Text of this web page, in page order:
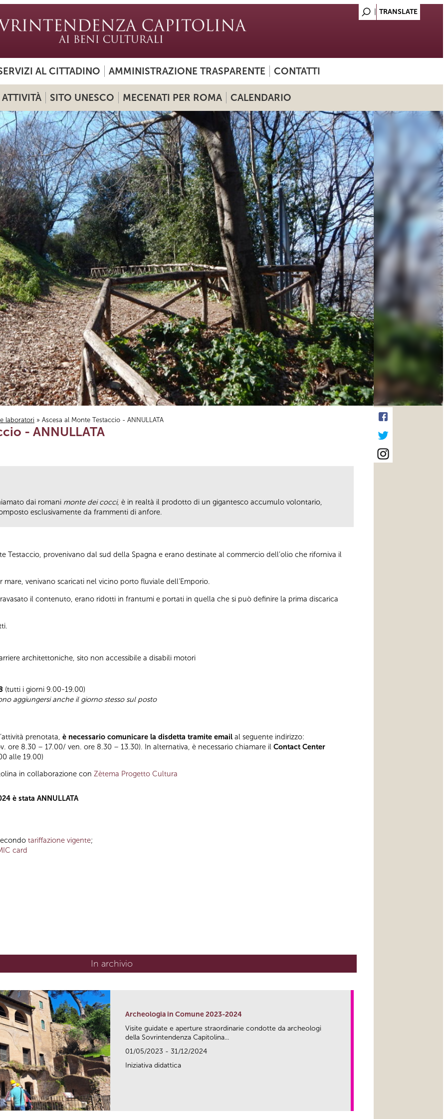
AL CITTADINO AMMINISTRAZIONE TRASPARENTE CONTATTI
ATTIVITÀ SITO UNESCO MECENATI PER ROMA CALENDARIO
laboratori » Ascesa al Monte Testaccio - ANNULLATA
- ANNULLATA
dai romani monte dei cocci, è in realtà il prodotto di un gigantesco accumulo volontario,
esclusivamente da frammenti di anfore.
Testaccio, provenivano dal sud della Spagna e erano destinate al commercio dell’olio che riforniva il
venivano scaricati nel vicino porto fluviale dell’Emporio.
il contenuto, erano ridotti in frantumi e portati in quella che si può definire la prima discarica
architettoniche, sito non accessibile a disabili motori
(tutti i giorni 9.00-19.00)
aggiungersi anche il giorno stesso sul posto
prenotata, è necessario comunicare la disdetta tramite email al seguente indirizzo:
ore 8.30 – 17.00/ ven. ore 8.30 – 13.30). In alternativa, è necessario chiamare il Contact Center
alle 19.00)
in collaborazione con Zètema Progetto Cultura
è stata ANNULLATA
tariffazione vigente;
card
In archivio
Archeologia in Comune 2023-2024
Visite guidate e aperture straordinarie condotte da archeologi
della Sovrintendenza Capitolina...
01/05/2023 - 31/12/2024
Iniziativa didattica